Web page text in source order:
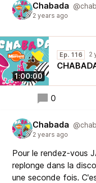
Chabada
2 years ago
1:00:00
Ep. 116 2
0
Chabada
2 years ago
Pour le rendez-vous
replonge dans la
une seconde fois.